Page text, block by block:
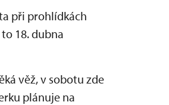
při prohlídkách
18. dubna
věž, v sobotu zde
plánuje na